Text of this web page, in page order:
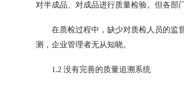
对半成品、对成品进行质量检验。但各部
在质检过程中，缺少对质检人员的监
测，企业管理者无从知晓。
1.2 没有完善的质量追溯系统